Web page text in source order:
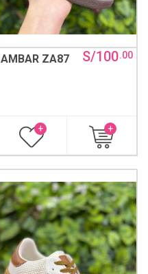
AMBAR ZA87 S/100.00
+ +